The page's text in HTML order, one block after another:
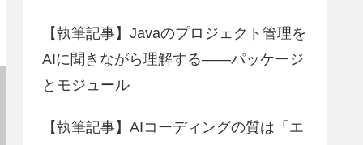
【執筆記事】Javaのプロジェクト管理を
AIに聞きながら理解する――パッケージ
とモジュール
【執筆記事】AIコーディングの質は「エ